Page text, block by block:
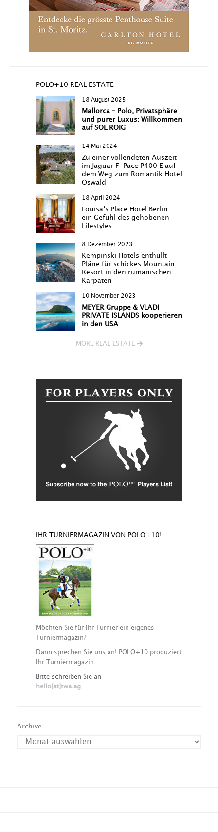
POLO+10 REAL ESTATE
18 August 2025
Mallorca – Polo, Privatsphäre
und purer Luxus: Willkommen
auf SOL ROIG
14 Mai 2024
Zu einer vollendeten Auszeit
im Jaguar F-Pace P400 E auf
dem Weg zum Romantik Hotel
Oswald
18 April 2024
Louisa‘s Place Hotel Berlin –
ein Gefühl des gehobenen
Lifestyles
8 Dezember 2023
Kempinski Hotels enthüllt
Pläne für schickes Mountain
Resort in den rumänischen
Karpaten
10 November 2023
MEYER Gruppe & VLADI
PRIVATE ISLANDS kooperieren
in den USA
MORE REAL ESTATE
IHR TURNIERMAGAZIN VON POLO+10!
Möchten Sie für Ihr Turnier ein eigenes
Turniermagazin?
Dann sprechen Sie uns an! POLO+10 produziert
Ihr Turniermagazin.
Bitte schreiben Sie an
hello[at]twa.ag
Archive